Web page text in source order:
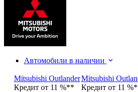
Автомобили в наличии
Mitsubishi Outlander
Кредит от 11 %**
Mitsubishi
Кредит от 11